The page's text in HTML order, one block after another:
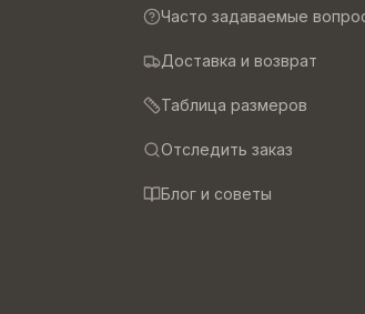
Часто задаваемые
Доставка и возврат
Таблица размеров
Отследить заказ
Блог и советы